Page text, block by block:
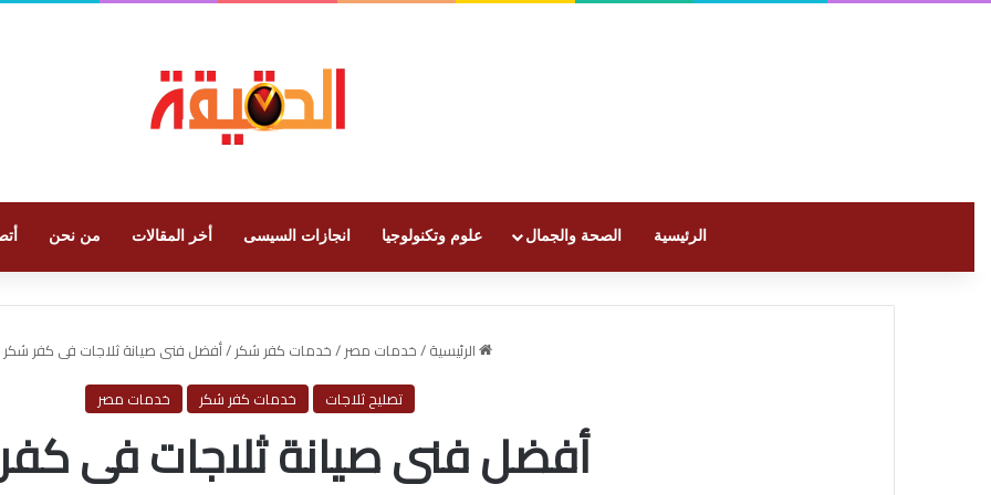
الرئيسية الصحة والجمال علوم وتكنولوجيا انجازات السيسى أخر المقالات من نحن
الرئيسية/خدمات مصر/خدمات كفر شكر/أفضل فنى صيانة ثلاجات فى كفر شكر
تصليح ثلاجات
خدمات كفر شكر خدمات مصر
أفضل فنى صيانة ثلاجات فى